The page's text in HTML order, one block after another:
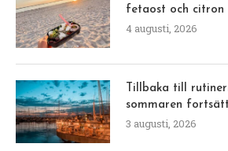
fetaost och citron
4 augusti, 2026
Tillbaka till
sommaren
3 augusti, 2026